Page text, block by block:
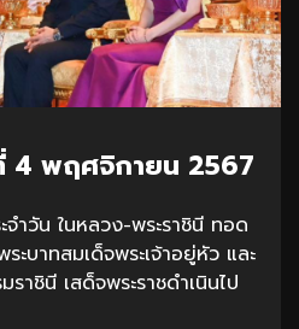
4 พฤศจิกายน 2567
ำวัน ในหลวง-พระราชินี ทอด
ะบาทสมเด็จพระเจ้าอยู่หัว และ
ราชินี เสด็จพระราชดำเนินไป